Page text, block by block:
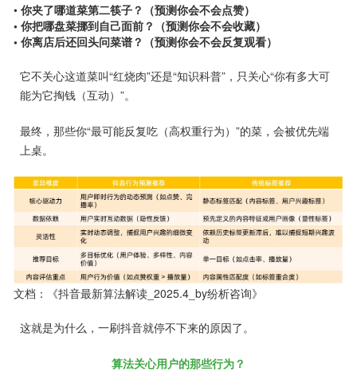
• 你夹了哪道菜第二筷子？（预测你会不会点赞）
• 你把哪盘菜挪到自己面前？（预测你会不会收藏）
• 你离店后还回头问菜谱？（预测你会不会反复观看）
它不关心这道菜叫“红烧肉”还是“知识科普”，只关心“你有多大可
能为它掏钱（互动）”。
最终，那些你“最可能反复吃（高权重行为）”的菜，会被优先端
上桌。
文档：《抖音最新算法解读_2025.4_by纷析咨询》
这就是为什么，一刷抖音就停不下来的原因了。
算法关心用户的那些行为？